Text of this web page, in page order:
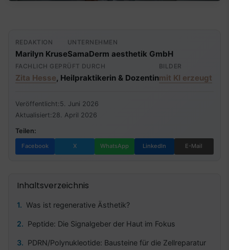
REDAKTION
Marilyn Kruse
UNTERNEHMEN
SamaDerm aesthetik GmbH
FACHLICH GEPRÜFT DURCH
Zita Hesse, Heilpraktikerin & Dozentin
BILDER
mit KI erzeugt
Veröffentlicht: 5. Juni 2026
Aktualisiert: 28. April 2026
Teilen:
Facebook X WhatsApp LinkedIn E-Mail
Inhaltsverzeichnis
Was ist regenerative Ästhetik?
Peptide: Die Signalgeber der Haut im Fokus
PDRN/Polynukleotide: Bausteine für die Zellreparatur